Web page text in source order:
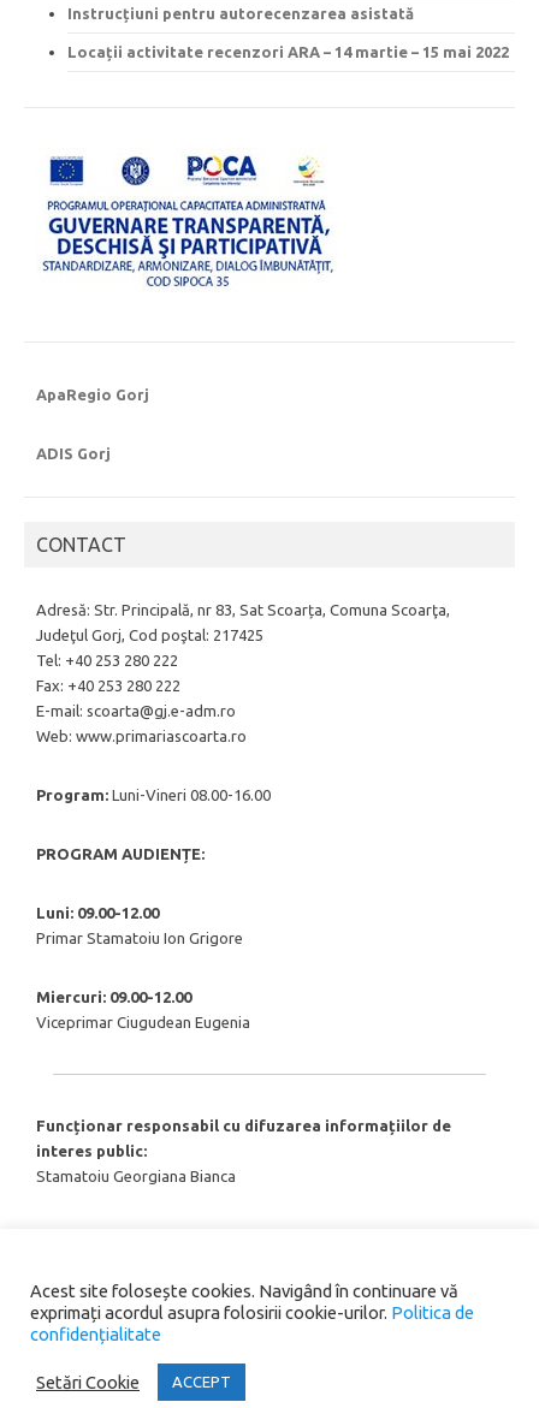
Instrucțiuni pentru autorecenzarea asistată
Locații activitate recenzori ARA – 14 martie – 15 mai 2022
ApaRegio Gorj
ADIS Gorj
CONTACT
Adresă: Str. Principală, nr 83, Sat Scoarța, Comuna Scoarţa,
Judeţul Gorj, Cod poştal: 217425
Tel: +40 253 280 222
Fax: +40 253 280 222
E-mail: scoarta@gj.e-adm.ro
Web: www.primariascoarta.ro
Program: Luni-Vineri 08.00-16.00
PROGRAM AUDIENȚE:
Luni: 09.00-12.00
Primar Stamatoiu Ion Grigore
Miercuri: 09.00-12.00
Viceprimar Ciugudean Eugenia
Funcționar responsabil cu difuzarea informațiilor de
interes public:
Stamatoiu Georgiana Bianca
Copyright® 2026 Primăria Comunei Scoarța. All rights reserved.
Acest site folosește cookies. Navigând în continuare vă
exprimați acordul asupra folosirii cookie-urilor. Politica de
confidențialitate
Setări Cookie ACCEPT